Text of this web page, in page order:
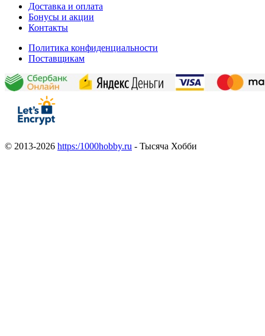
Доставка и оплата
Бонусы и акции
Контакты
Политика конфиденциальности
Поставщикам
© 2013-2026 https:/1000hobby.ru - Тысяча Хобби